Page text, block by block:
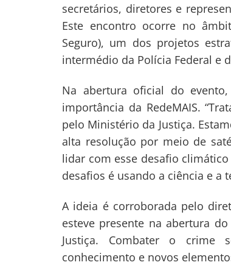
secretários, diretores e
Este encontro ocorre no
Seguro), um dos projetos
intermédio da Polícia Federal e
Na abertura oficial do
importância da RedeMAIS.
pelo Ministério da Justiça.
alta resolução por meio de
lidar com esse desafio
desafios é usando a ciência e a
A ideia é corroborada pelo
esteve presente na abertura
Justiça. Combater o crime
conhecimento e novos
Navegação